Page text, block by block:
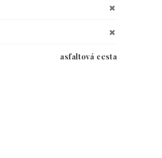
asfaltová cesta